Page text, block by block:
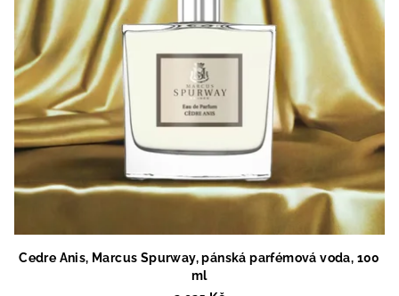
Cedre Anis, Marcus Spurway, pánská parfémová voda, 100
ml